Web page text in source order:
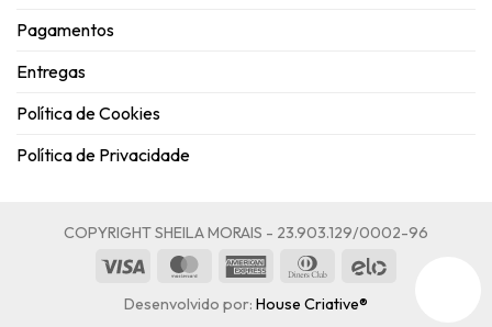
Pagamentos
Entregas
Política de Cookies
Política de Privacidade
COPYRIGHT SHEILA MORAIS - 23.903.129/0002-96
Visa
MasterCardAmerican
Dinners
Desenvolvido por: House Criative®